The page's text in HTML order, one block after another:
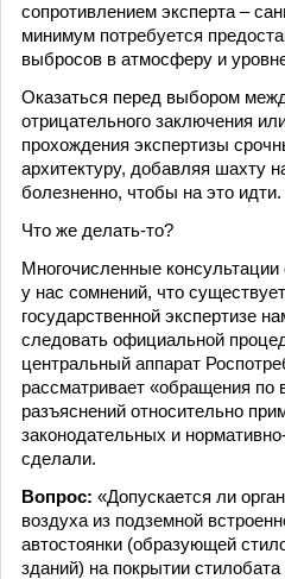
сопротивлением эксперта –
минимум потребуется
выбросов в атмосферу и
Оказаться перед выбором
отрицательного заключения
прохождения экспертизы
архитектуру, добавляя шахту
болезненно, чтобы на это идти.
Что же делать-то?
Многочисленные
у нас сомнений, что
государственной экспертизе
следовать официальной
центральный аппарат
рассматривает «обращения по
разъяснений относительно
законодательных и
сделали.
Вопрос: «Допускается ли
воздуха из подземной
автостоянки (образующей
зданий) на покрытии